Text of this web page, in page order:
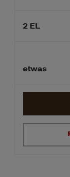
2 EL
etwas